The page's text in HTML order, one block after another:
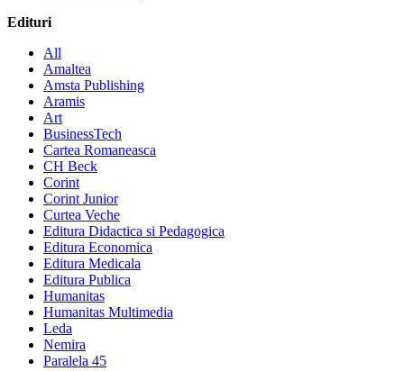
Edituri
All
Amaltea
Amsta Publishing
Aramis
Art
BusinessTech
Cartea Romaneasca
CH Beck
Corint
Corint Junior
Curtea Veche
Editura Didactica si Pedagogica
Editura Economica
Editura Medicala
Editura Publica
Humanitas
Humanitas Multimedia
Leda
Nemira
Paralela 45